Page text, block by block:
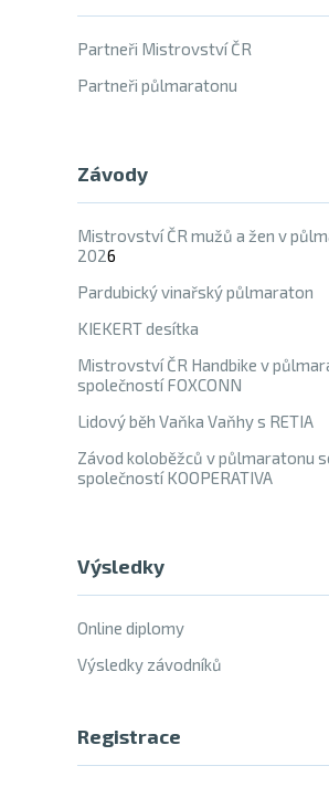
Partneři Mistrovství ČR
Partneři půlmaratonu
Závody
Mistrovství ČR mužů a žen v
2026
Pardubický vinařský půlmaraton
KIEKERT desítka
Mistrovství ČR Handbike v
společností FOXCONN
Lidový běh Vaňka Vaňhy s RETIA
Závod koloběžců v půlmaratonu
společností KOOPERATIVA
Výsledky
Online diplomy
Výsledky závodníků
Registrace